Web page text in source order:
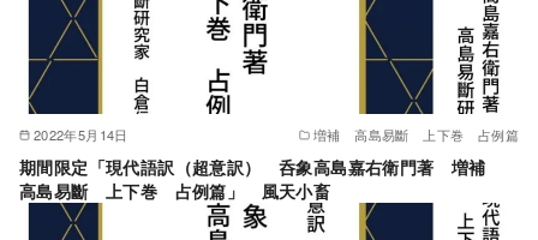
2022年5月14日 増補 高島易斷 上下巻 占例篇
期間限定「現代語訳（超意訳） 呑象高島嘉右衛門著 増補
高島易斷 上下巻 占例篇」 風天小畜